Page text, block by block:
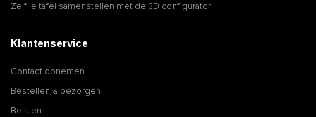
Zelf je tafel samenstellen met de 3D configurator
Klantenservice
Contact opnemen
Bestellen & bezorgen
Betalen